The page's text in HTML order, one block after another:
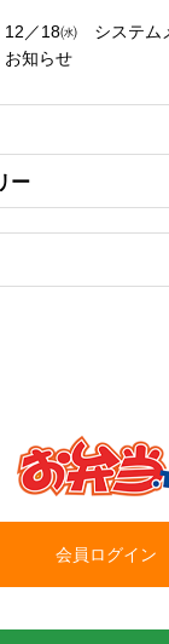
12／18㈬ システム
お知らせ
ー
会員ログイン